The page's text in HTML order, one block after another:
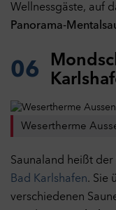
Wellnessgäste, auf
Panorama-
06
Wesertherme
Saunaland heißt
Bad Karlshafen. Sie
verschiedenen
Hier können Sie Ihre